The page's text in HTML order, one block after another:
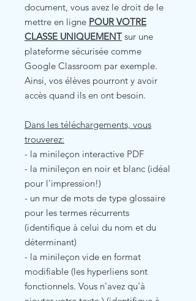
document, vous avez le droit de le
mettre en ligne POUR VOTRE
CLASSE UNIQUEMENT sur une
plateforme sécurisée comme
Google Classroom par exemple.
Ainsi, vos élèves pourront y avoir
accès quand ils en ont besoin.
Dans les téléchargements, vous
trouverez:
- la minileçon interactive PDF
- la minileçon en noir et blanc (idéal
pour l'impression!)
- un mur de mots de type glossaire
pour les termes récurrents
(identifique à celui du nom et du
déterminant)
- la minileçon vide en format
modifiable (les hyperliens sont
fonctionnels. Vous n'avez qu'à